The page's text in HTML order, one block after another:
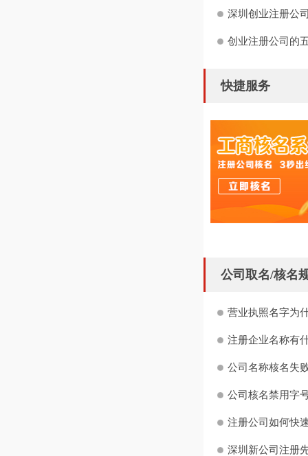
深圳创业注册公
创业注册公司的
快捷服务
公司取名/核名
营业执照名字为
注册企业名称有
公司名称核名失
公司核名禁用字
注册公司如何快
深圳新公司注册